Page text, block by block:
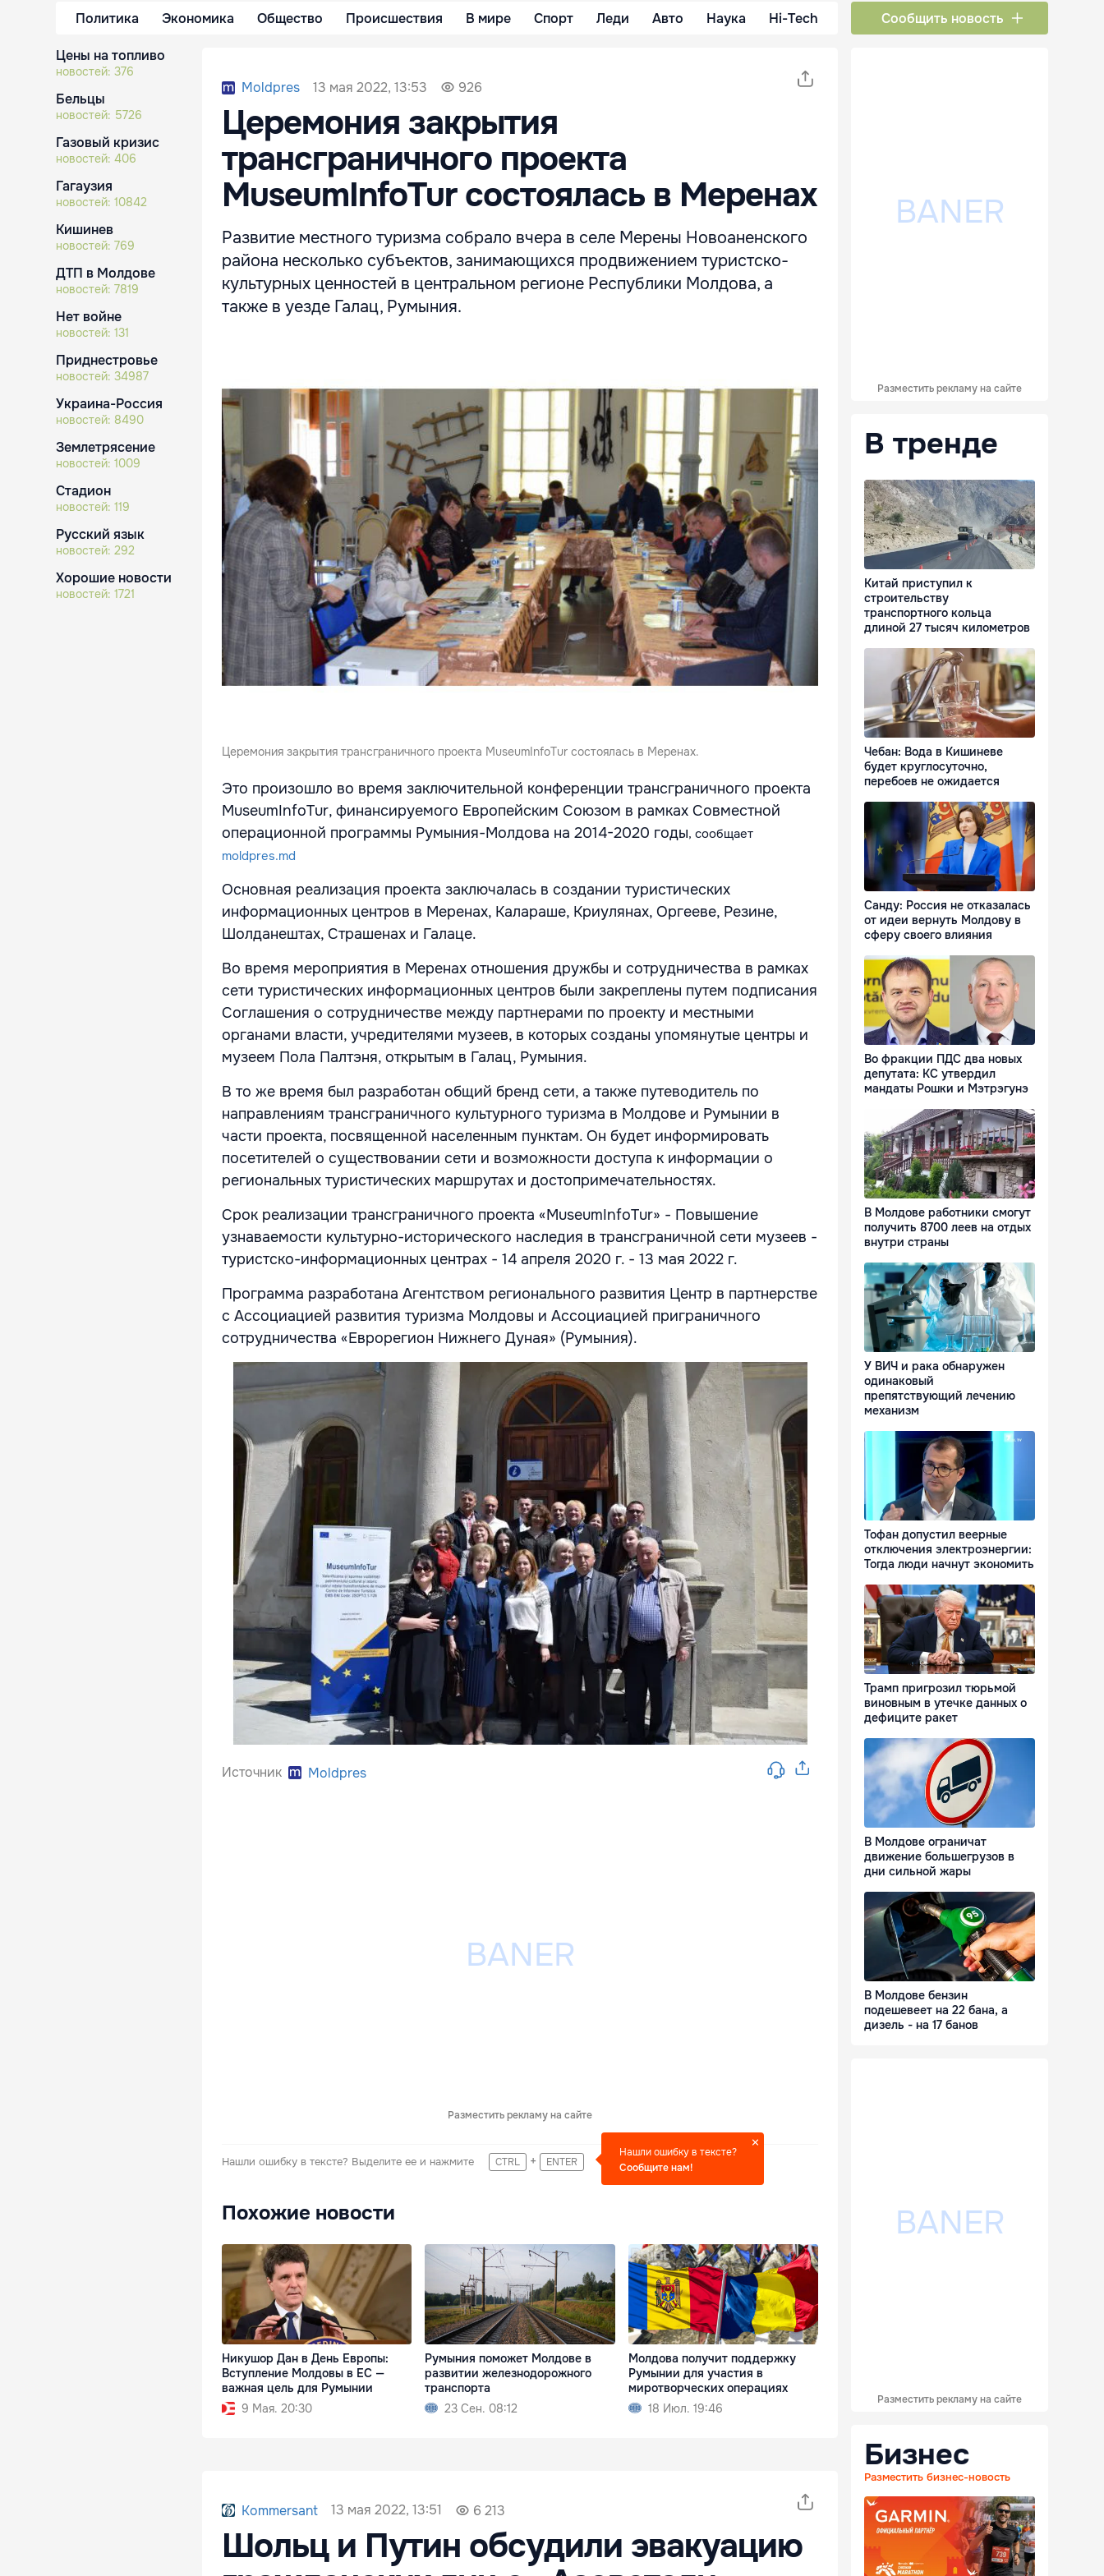
Политика Экономика Общество Происшествия В мире Спорт Леди Авто Наука Hi-Tech Сообщить новость
Цены на топливо
новостей: 376
Бельцы
новостей: 5726
Газовый кризис
новостей: 406
Гагаузия
новостей: 10842
Кишинев
новостей: 769
ДТП в Молдове
новостей: 7819
Нет войне
новостей: 131
Приднестровье
новостей: 34987
Украина-Россия
новостей: 8490
Землетрясение
новостей: 1009
Стадион
новостей: 119
Русский язык
новостей: 292
Хорошие новости
новостей: 1721
Moldpres 13 мая 2022, 13:53 926
Церемония закрытия
трансграничного проекта
MuseumInfoTur состоялась в Меренах
Развитие местного туризма собрало вчера в селе Мерены Новоаненского
района несколько субъектов, занимающихся продвижением туристско-
культурных ценностей в центральном регионе Республики Молдова, а
также в уезде Галац, Румыния.
Церемония закрытия трансграничного проекта MuseumInfoTur состоялась в Меренах.
Это произошло во время заключительной конференции трансграничного проекта
MuseumInfoTur, финансируемого Европейским Союзом в рамках Совместной
операционной программы Румыния-Молдова на 2014-2020 годы, сообщает
moldpres.md
Основная реализация проекта заключалась в создании туристических
информационных центров в Меренах, Калараше, Криулянах, Оргееве, Резине,
Шолданештах, Страшенах и Галаце.
Во время мероприятия в Меренах отношения дружбы и сотрудничества в рамках
сети туристических информационных центров были закреплены путем подписания
Соглашения о сотрудничестве между партнерами по проекту и местными
органами власти, учредителями музеев, в которых созданы упомянутые центры и
музеем Пола Палтэня, открытым в Галац, Румыния.
В то же время был разработан общий бренд сети, а также путеводитель по
направлениям трансграничного культурного туризма в Молдове и Румынии в
части проекта, посвященной населенным пунктам. Он будет информировать
посетителей о существовании сети и возможности доступа к информации о
региональных туристических маршрутах и достопримечательностях.
Срок реализации трансграничного проекта «MuseumInfoTur» - Повышение
узнаваемости культурно-исторического наследия в трансграничной сети музеев -
туристско-информационных центрах - 14 апреля 2020 г. - 13 мая 2022 г.
Программа разработана Агентством регионального развития Центр в партнерстве
с Ассоциацией развития туризма Молдовы и Ассоциацией приграничного
сотрудничества «Еврорегион Нижнего Дуная» (Румыния).
Источник Moldpres
Разместить рекламу на сайте
Нашли ошибку в тексте? Выделите ее и нажмите CTRL + ENTER
Нашли ошибку в тексте?
Сообщите нам!
Похожие новости
Никушор Дан в День Европы:
Вступление Молдовы в ЕС —
важная цель для Румынии
9 Мая. 20:30
Румыния поможет Молдове в
развитии железнодорожного
транспорта
23 Сен. 08:12
Молдова получит поддержку
Румынии для участия в
миротворческих операциях
18 Июл. 19:46
Kommersant 13 мая 2022, 13:51 6 213
Шольц и Путин обсудили эвакуацию
Разместить рекламу на сайте
В тренде
Китай приступил к
строительству
транспортного кольца
длиной 27 тысяч километров
Чебан: Вода в Кишиневе
будет круглосуточно,
перебоев не ожидается
Санду: Россия не отказалась
от идеи вернуть Молдову в
сферу своего влияния
Во фракции ПДС два новых
депутата: КС утвердил
мандаты Рошки и Мэтрэгунэ
В Молдове работники смогут
получить 8700 леев на отдых
внутри страны
У ВИЧ и рака обнаружен
одинаковый
препятствующий лечению
механизм
Тофан допустил веерные
отключения электроэнергии:
Тогда люди начнут экономить
Трамп пригрозил тюрьмой
виновным в утечке данных о
дефиците ракет
В Молдове ограничат
движение большегрузов в
дни сильной жары
В Молдове бензин
подешевеет на 22 бана, а
дизель - на 17 банов
Разместить рекламу на сайте
Бизнес
Разместить бизнес-новость